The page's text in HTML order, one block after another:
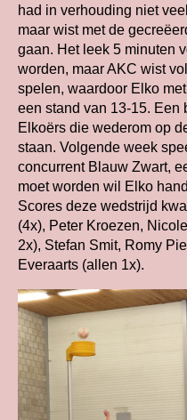
had in verhouding niet
maar wist met de
gaan. Het leek 5 minuten
worden, maar AKC wist
spelen, waardoor Elko
een stand van 13-15. Een
Elkoërs die wederom op
staan. Volgende week
concurrent Blauw Zwart,
moet worden wil Elko
Scores deze wedstrijd
(4x), Peter Kroezen,
2x), Stefan Smit, Romy
Everaarts (allen 1x).